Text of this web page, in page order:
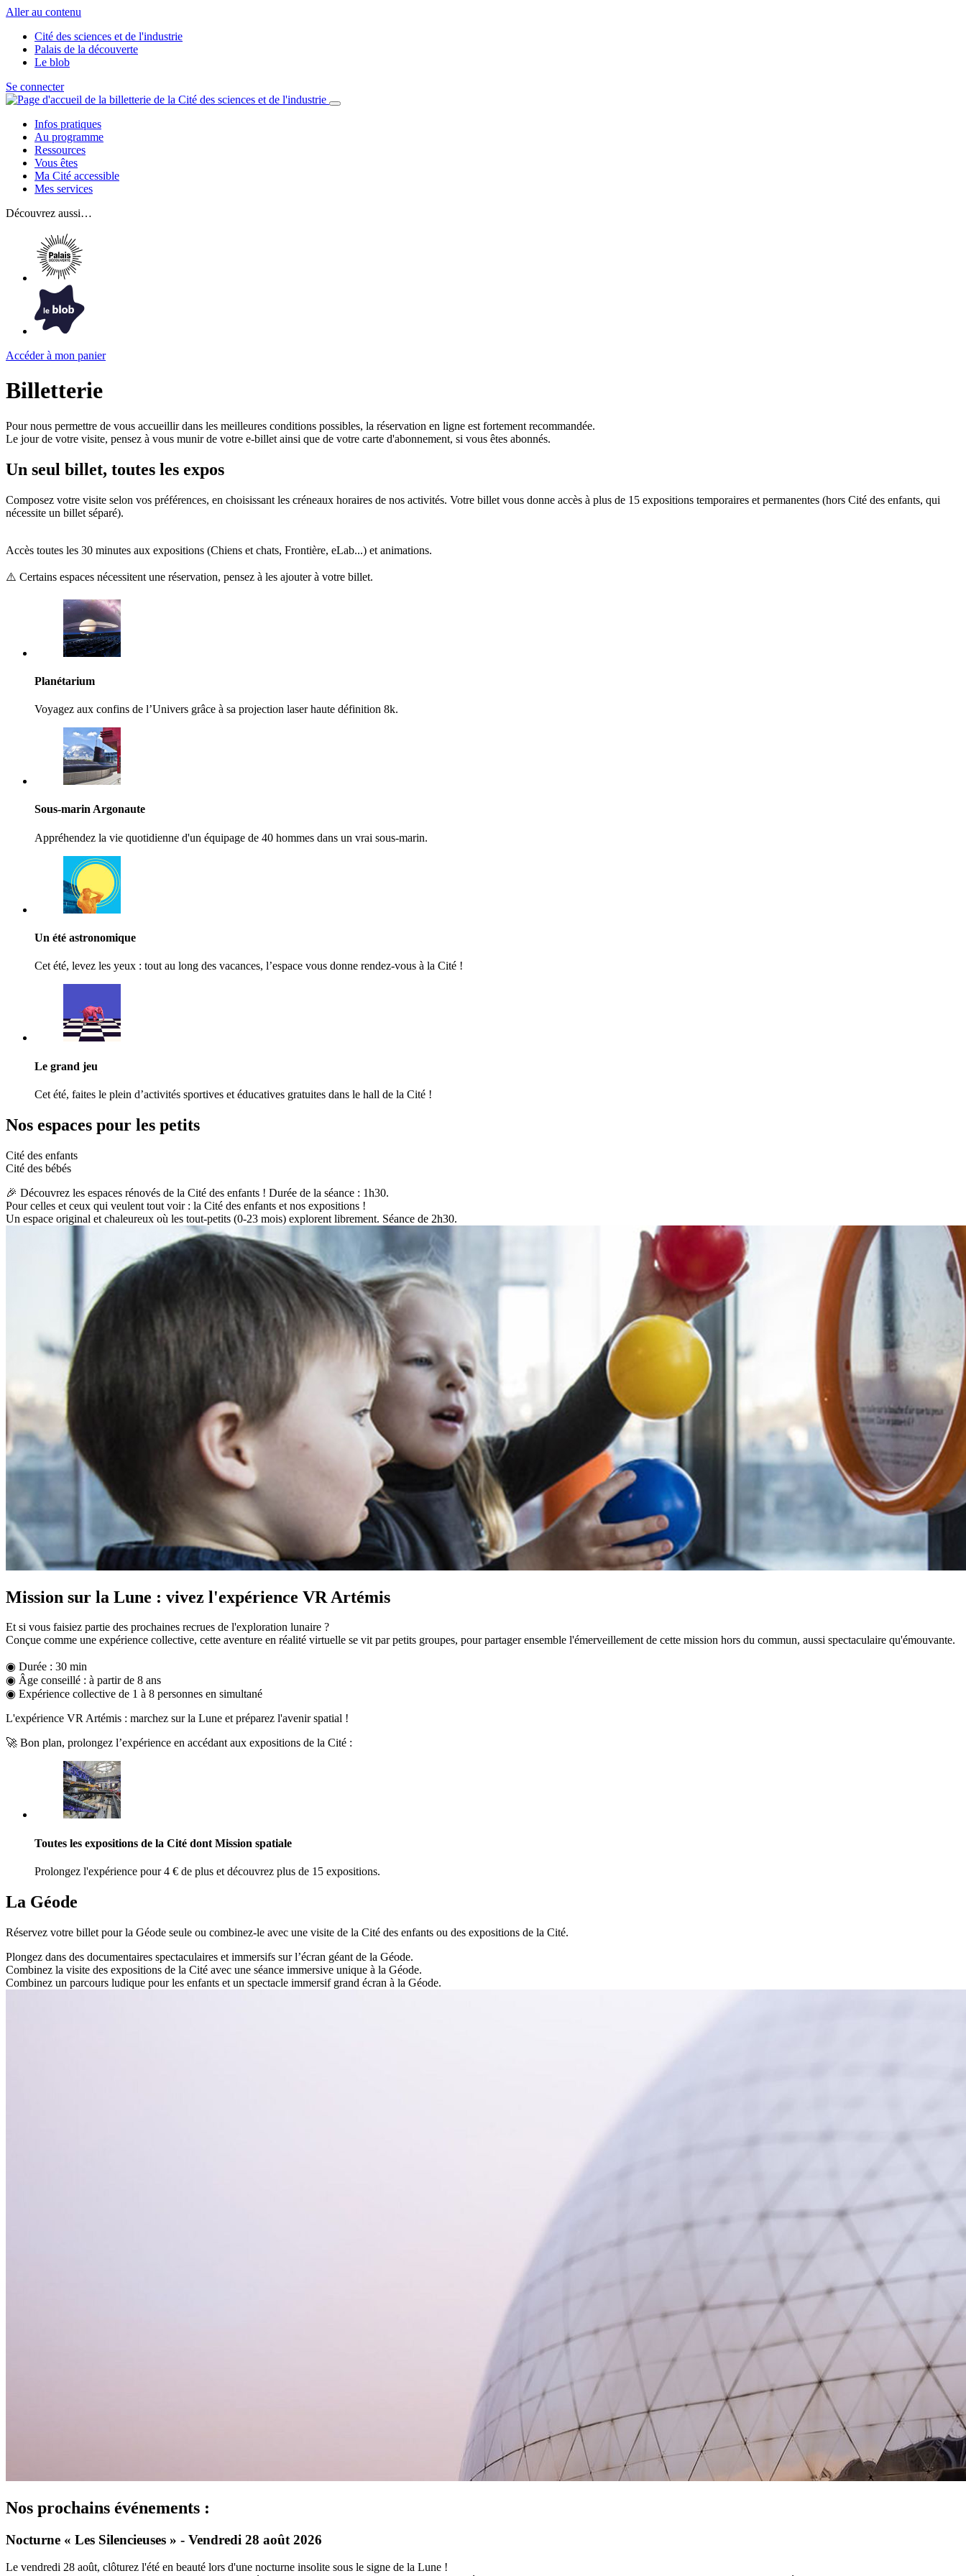
Aller au contenu
Cité des sciences et de l'industrie
Palais de la découverte
Le blob
Se connecter
Infos pratiques
Au programme
Ressources
Vous êtes
Ma Cité accessible
Mes services
Découvrez aussi…
Accéder à mon panier
Billetterie
Pour nous permettre de vous accueillir dans les meilleures conditions possibles, la réservation en ligne est fortement recommandée.
Le jour de votre visite, pensez à vous munir de votre e-billet ainsi que de votre carte d'abonnement, si vous êtes abonnés.
Un seul billet, toutes les expos
Composez votre visite selon vos préférences, en choisissant les créneaux horaires de nos activités. Votre billet vous donne accès à plus de 15 expositions temporaires et permanentes (hors Cité des enfants, qui
nécessite un billet séparé).
Accès toutes les 30 minutes aux expositions (Chiens et chats, Frontière, eLab...) et animations.
⚠️ Certains espaces nécessitent une réservation, pensez à les ajouter à votre billet.
Planétarium
Voyagez aux confins de l’Univers grâce à sa projection laser haute définition 8k.
Sous-marin Argonaute
Appréhendez la vie quotidienne d'un équipage de 40 hommes dans un vrai sous-marin.
Un été astronomique
Cet été, levez les yeux : tout au long des vacances, l’espace vous donne rendez-vous à la Cité !
Le grand jeu
Cet été, faites le plein d’activités sportives et éducatives gratuites dans le hall de la Cité !
Nos espaces pour les petits
Cité des enfants
Cité des bébés
🎉 Découvrez les espaces rénovés de la Cité des enfants ! Durée de la séance : 1h30.
Pour celles et ceux qui veulent tout voir : la Cité des enfants et nos expositions !
Un espace original et chaleureux où les tout-petits (0-23 mois) explorent librement. Séance de 2h30.
Mission sur la Lune : vivez l'expérience VR Artémis
Et si vous faisiez partie des prochaines recrues de l'exploration lunaire ?
Conçue comme une expérience collective, cette aventure en réalité virtuelle se vit par petits groupes, pour partager ensemble l'émerveillement de cette mission hors du commun, aussi spectaculaire qu'émouvante.
◉ Durée : 30 min
◉ Âge conseillé : à partir de 8 ans
◉ Expérience collective de 1 à 8 personnes en simultané
L'expérience VR Artémis : marchez sur la Lune et préparez l'avenir spatial !
🚀 Bon plan, prolongez l’expérience en accédant aux expositions de la Cité :
Toutes les expositions de la Cité dont Mission spatiale
Prolongez l'expérience pour 4 € de plus et découvrez plus de 15 expositions.
La Géode
Réservez votre billet pour la Géode seule ou combinez-le avec une visite de la Cité des enfants ou des expositions de la Cité.
Plongez dans des documentaires spectaculaires et immersifs sur l’écran géant de la Géode.
Combinez la visite des expositions de la Cité avec une séance immersive unique à la Géode.
Combinez un parcours ludique pour les enfants et un spectacle immersif grand écran à la Géode.
Nos prochains événements :
Nocturne « Les Silencieuses » - Vendredi 28 août 2026
Le vendredi 28 août, clôturez l'été en beauté lors d'une nocturne insolite sous le signe de la Lune !